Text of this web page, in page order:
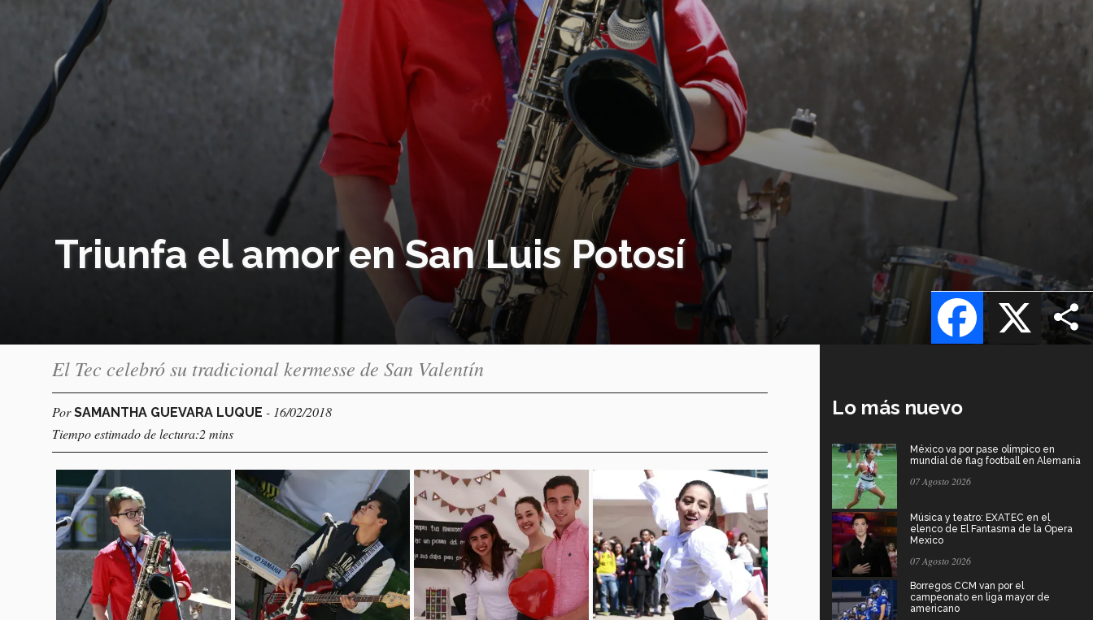
Triunfa el amor en San Luis Potosí
X
Facebook
El Tec celebró su tradicional kermesse de San Valentín
PorSAMANTHA GUEVARA LUQUE - 16/02/2018
Tiempo estimado de lectura:2 mins
Lo más nuevo
México va por pase olímpico en
mundial de flag football en Alemania
07 Agosto 2026
Música y teatro: EXATEC en el
elenco de El Fantasma de la Ópera
Mexico
07 Agosto 2026
Borregos CCM van por el
campeonato en liga mayor de
americano